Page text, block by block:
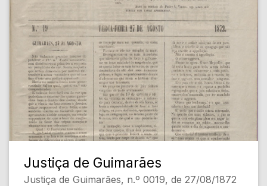
Justiça de Guimarães
Justiça de Guimarães, n.º 0019, de 27/08/1872